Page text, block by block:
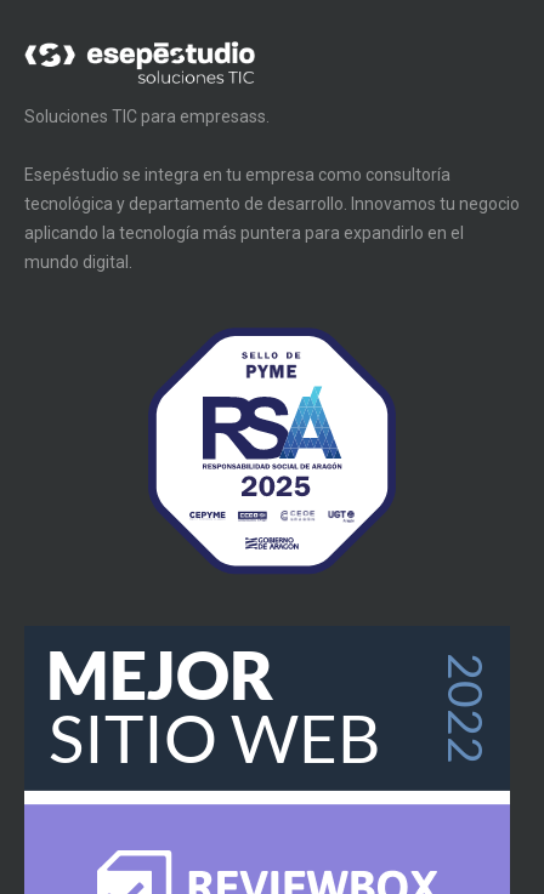
Soluciones TIC para empresass.
Esepéstudio se integra en tu empresa como consultoría
tecnológica y departamento de desarrollo. Innovamos tu negocio
aplicando la tecnología más puntera para expandirlo en el
mundo digital.